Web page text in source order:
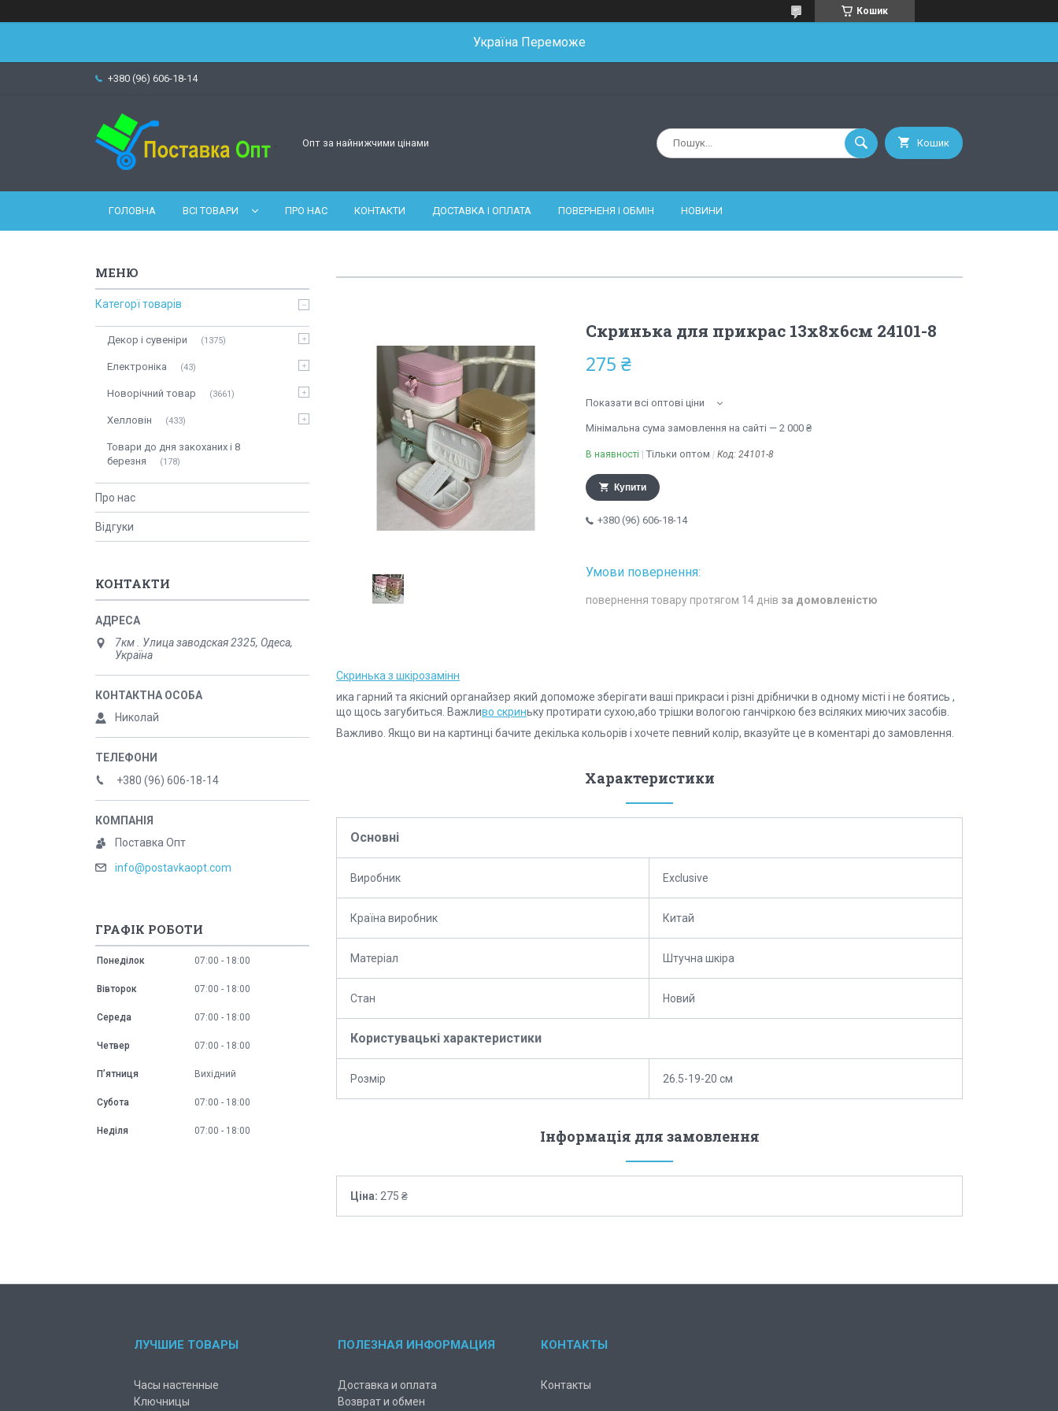
Кошик
Україна Переможе
+380 (96) 606-18-14
Опт за найнижчими цінами Кошик
ГОЛОВНА ВСІ ТОВАРИ ПРО НАС КОНТАКТИ ДОСТАВКА І ОПЛАТА ПОВЕРНЕНЯ І ОБМІН НОВИНИ
Скринька для прикрас 13х8х6см 24101-8
275 ₴
Показати всі оптові ціни
Мінімальна сума замовлення на сайті — 2 000 ₴
В наявності Тільки оптом Код: 24101-8
Купити
+380 (96) 606-18-14
повернення товару протягом 14 днів за домовленістю
Скринька з шкірозамінн
ика гарний та якісний органайзер який допоможе зберігати ваші прикраси і різні дрібнички в одному місті і не боятись ,
що щось загубиться. Важливо скриньку протирати сухою,або трішки вологою ганчіркою без всіляких миючих засобів.
Важливо. Якщо ви на картинці бачите декілька кольорів і хочете певний колір, вказуйте це в коментарі до замовлення.
Характеристики
Основні
Виробник Exclusive
Країна виробник Китай
Матеріал Штучна шкіра
Стан Новий
Користувацькі характеристики
Розмір 26.5-19-20 см
Інформація для замовлення
Ціна: 275 ₴
Категорї товарів
Декор і сувеніри 1375
Електроніка 43
Новорічний товар 3661
Хелловін 433
Товари до дня закоханих і 8
березня
178
Про нас
Відгуки
КОНТАКТИ
7км . Улица заводская 2325, Одеса,
Україна
Николай
+380 (96) 606-18-14
Поставка Опт
info@postavkaopt.com
ГРАФІК РОБОТИ
Понеділок 07:00 18:00
Вівторок 07:00 18:00
Середа 07:00 18:00
Четвер 07:00 18:00
Пʼятниця Вихідний
Субота 07:00 18:00
Неділя 07:00 18:00
ЛУЧШИЕ ТОВАРЫ
Часы настенные
Ключницы
ПОЛЕЗНАЯ ИНФОРМАЦИЯ
Доставка и оплата
Возврат и обмен
КОНТАКТЫ
Контакты